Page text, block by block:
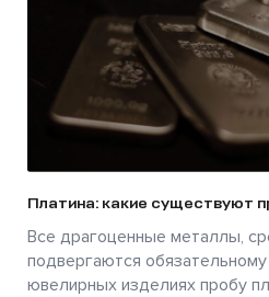
Платина: какие существуют
Все драгоценные металлы,
подвергаются
ювелирных изделиях пробу